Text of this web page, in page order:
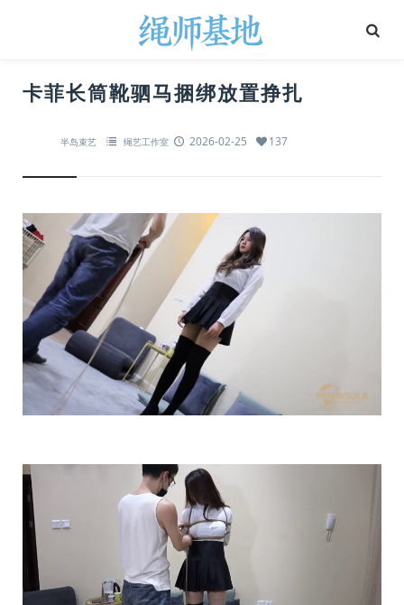
卡菲长筒靴驷马捆绑放置挣扎
半岛束艺 绳艺工作室 2026-02-25 137